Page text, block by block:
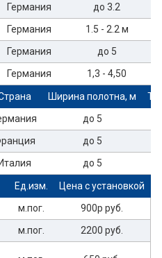
Германия
до 3.2
Германия
1.5 - 2.2 м
Германия
до 5
Германия 1,3 - 4,50
Ширина полотна, м
до 5
до 5
до 5
Ед.изм.
Цена с установкой
м.пог.
900р руб.
м.пог.
2200 руб.